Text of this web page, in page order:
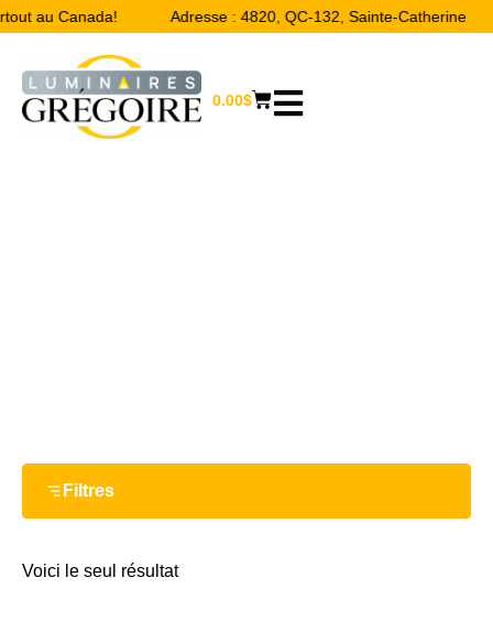
au Canada! Adresse : 4820, QC-132, Sainte-Catherine
0.00$
Filtres
Voici le seul résultat